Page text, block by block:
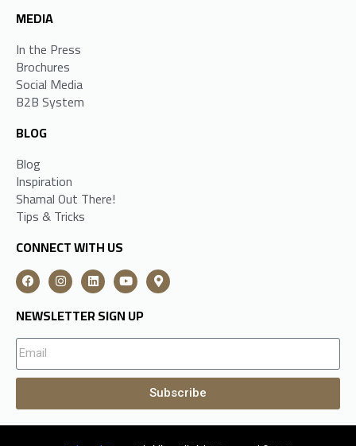
MEDIA
In the Press
Brochures
Social Media
B2B System
BLOG
Blog
Inspiration
Shamal Out There!
Tips & Tricks
CONNECT WITH US
NEWSLETTER SIGN UP
Subscribe